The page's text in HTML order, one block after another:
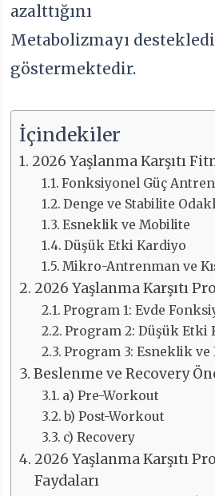
azalttığını
Metabolizmayı
göstermektedir.
İçindekiler
2026 Yaşlanma Karşıtı
Fonksiyonel Güç
Denge ve Stabilite
Esneklik ve Mobilite
Düşük Etki Kardiyo
Mikro-Antrenman ve
2026 Yaşlanma Karşıtı
Program 1: Evde
Program 2: Düşük Etki
Program 3: Esneklik ve
Beslenme ve Recovery
a) Pre-Workout
b) Post-Workout
c) Recovery
2026 Yaşlanma Karşıtı
Faydaları